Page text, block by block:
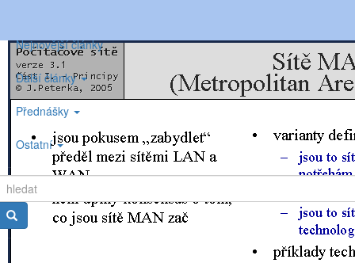
Nejnovější články
Další články
Přednášky
Ostatní